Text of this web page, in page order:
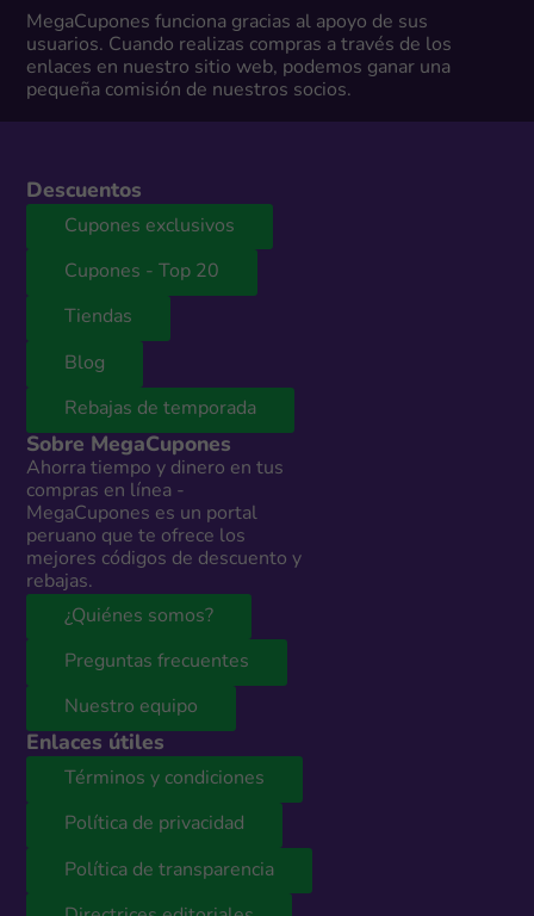
MegaCupones funciona gracias al apoyo de sus
usuarios. Cuando realizas compras a través de los
enlaces en nuestro sitio web, podemos ganar una
pequeña comisión de nuestros socios.
Descuentos
Cupones exclusivos
Cupones - Top 20
Tiendas
Blog
Rebajas de temporada
Sobre MegaCupones
Ahorra tiempo y dinero en tus
compras en línea -
MegaCupones es un portal
peruano que te ofrece los
mejores códigos de descuento y
rebajas.
¿Quiénes somos?
Preguntas frecuentes
Nuestro equipo
Enlaces útiles
Términos y condiciones
Política de privacidad
Política de transparencia